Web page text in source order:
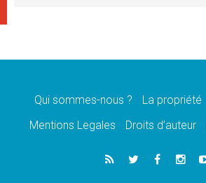
message de paix et de
«La visite du Pape en
05.08.2026
Le nonce en Ukraine: «Il
Qui sommes-nous ? La propriété
Mentions Legales
Droits d’auteur